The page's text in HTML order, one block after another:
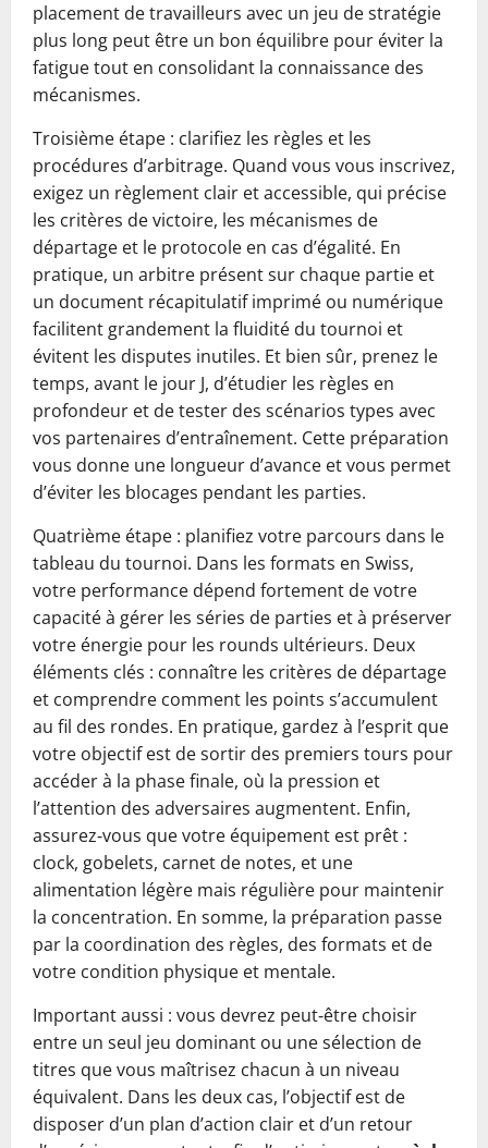
placement de travailleurs avec un jeu de stratégie
plus long peut être un bon équilibre pour éviter la
fatigue tout en consolidant la connaissance des
mécanismes.
Troisième étape : clarifiez les règles et les
procédures d’arbitrage. Quand vous vous inscrivez,
exigez un règlement clair et accessible, qui précise
les critères de victoire, les mécanismes de
départage et le protocole en cas d’égalité. En
pratique, un arbitre présent sur chaque partie et
un document récapitulatif imprimé ou numérique
facilitent grandement la fluidité du tournoi et
évitent les disputes inutiles. Et bien sûr, prenez le
temps, avant le jour J, d’étudier les règles en
profondeur et de tester des scénarios types avec
vos partenaires d’entraînement. Cette préparation
vous donne une longueur d’avance et vous permet
d’éviter les blocages pendant les parties.
Quatrième étape : planifiez votre parcours dans le
tableau du tournoi. Dans les formats en Swiss,
votre performance dépend fortement de votre
capacité à gérer les séries de parties et à préserver
votre énergie pour les rounds ultérieurs. Deux
éléments clés : connaître les critères de départage
et comprendre comment les points s’accumulent
au fil des rondes. En pratique, gardez à l’esprit que
votre objectif est de sortir des premiers tours pour
accéder à la phase finale, où la pression et
l’attention des adversaires augmentent. Enfin,
assurez‑vous que votre équipement est prêt :
clock, gobelets, carnet de notes, et une
alimentation légère mais régulière pour maintenir
la concentration. En somme, la préparation passe
par la coordination des règles, des formats et de
votre condition physique et mentale.
Important aussi : vous devrez peut‑être choisir
entre un seul jeu dominant ou une sélection de
titres que vous maîtrisez chacun à un niveau
équivalent. Dans les deux cas, l’objectif est de
disposer d’un plan d’action clair et d’un retour